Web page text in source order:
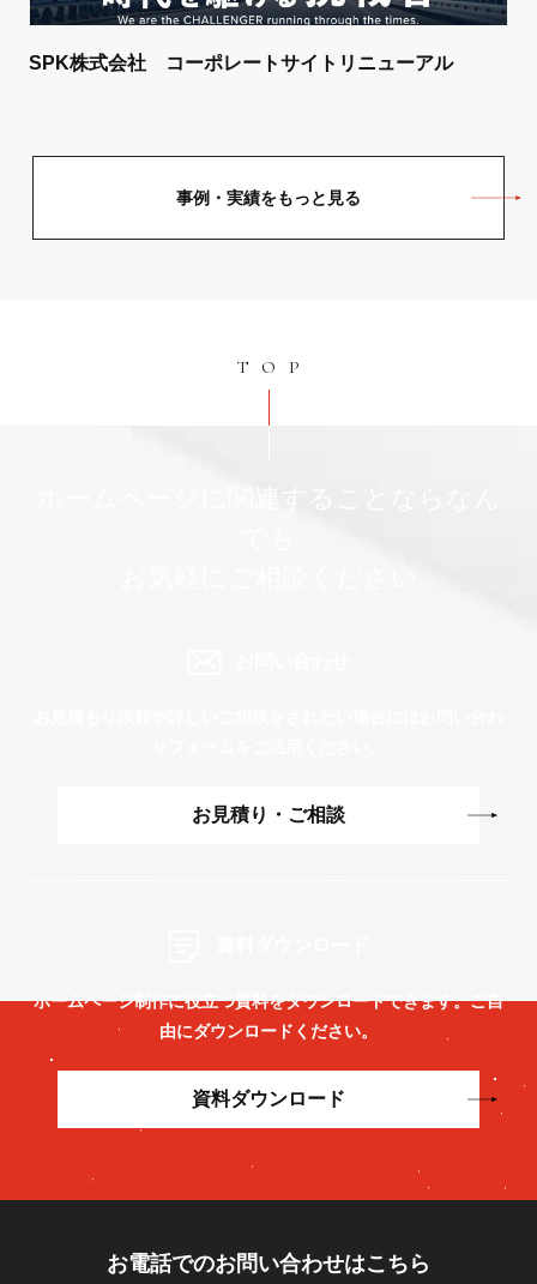
SPK株式会社 コーポレートサイトリニューアル
事例・実績をもっと見る
TOP
お見積り・ご相談
ホームページ制作に役立つ資料をダウンロードできます。ご自
由にダウンロードください。
資料ダウンロード
お電話でのお問い合わせはこちら